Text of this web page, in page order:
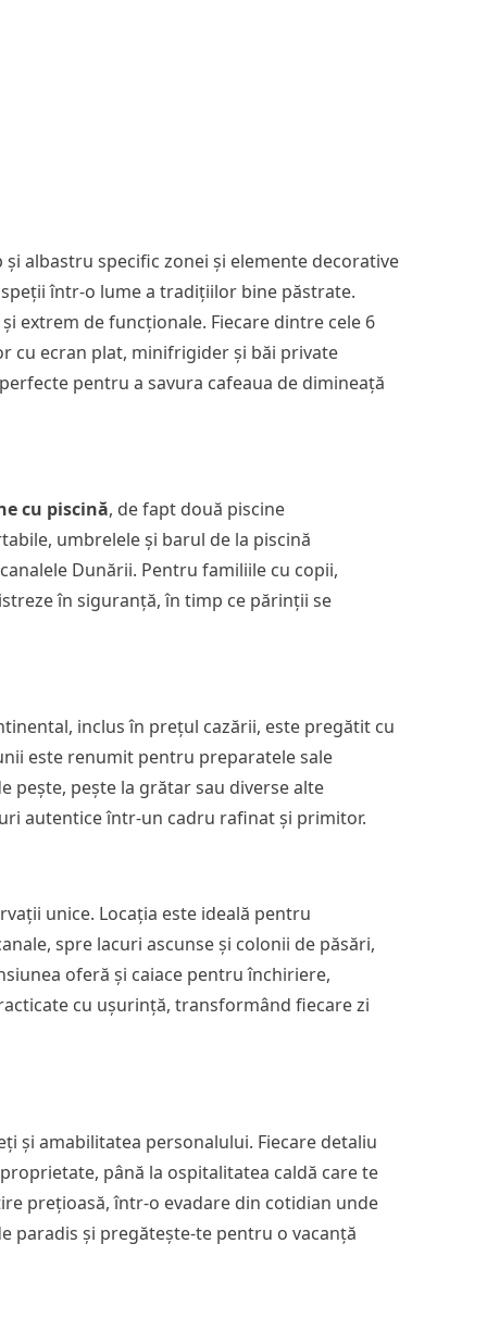
albastru specific zonei și elemente decorative
într-o lume a tradițiilor bine păstrate.
extrem de funcționale. Fiecare dintre cele 6
cu ecran plat, minifrigider și băi private
pentru a savura cafeaua de dimineață
cu piscină, de fapt două piscine
umbrelele și barul de la piscină
Dunării. Pentru familiile cu copii,
în siguranță, în timp ce părinții se
inclus în prețul cazării, este pregătit cu
este renumit pentru preparatele sale
pește, pește la grătar sau diverse alte
autentice într-un cadru rafinat și primitor.
unice. Locația este ideală pentru
spre lacuri ascunse și colonii de păsări,
oferă și caiace pentru închiriere,
cu ușurință, transformând fiecare zi
și amabilitatea personalului. Fiecare detaliu
până la ospitalitatea caldă care te
prețioasă, într-o evadare din cotidian unde
paradis și pregătește-te pentru o vacanță